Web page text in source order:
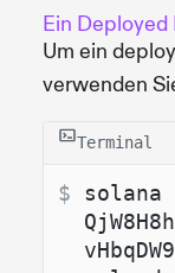
Ein Deployed
Um ein
verwenden
Terminal
$ solana